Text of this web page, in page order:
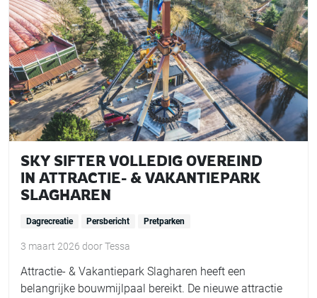
SKY SIFTER VOLLEDIG OVEREIND
IN ATTRACTIE- & VAKANTIEPARK
SLAGHAREN
Dagrecreatie Persbericht Pretparken
3 maart 2026 doorTessa
Attractie- & Vakantiepark Slagharen heeft een
belangrijke bouwmijlpaal bereikt. De nieuwe attractie